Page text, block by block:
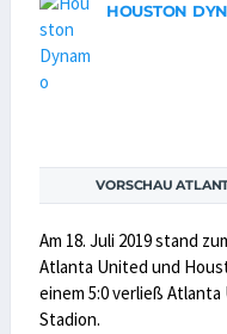
HOUSTON
VORSCHAU
Am 18. Juli 2019 stand
Atlanta United und
einem 5:0 verließ
Stadion.